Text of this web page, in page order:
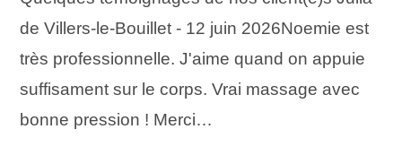
de Villers-le-Bouillet - 12 juin 2026Noemie est
très professionnelle. J'aime quand on appuie
suffisament sur le corps. Vrai massage avec
bonne pression ! Merci…